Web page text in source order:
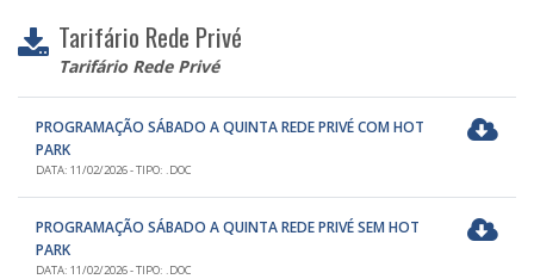
Tarifário Rede Privé
Tarifário Rede Privé
PROGRAMAÇÃO SÁBADO A QUINTA REDE PRIVÉ COM HOT
PARK
DATA: 11/02/2026 - TIPO: .DOC
PROGRAMAÇÃO SÁBADO A QUINTA REDE PRIVÉ SEM HOT
PARK
DATA: 11/02/2026 - TIPO: .DOC